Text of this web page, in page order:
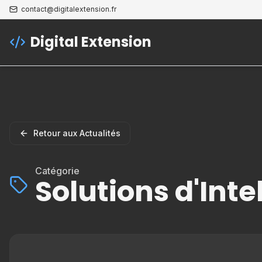
contact@digitalextension.fr
Digital Extension
Retour aux Actualités
Catégorie
Solutions